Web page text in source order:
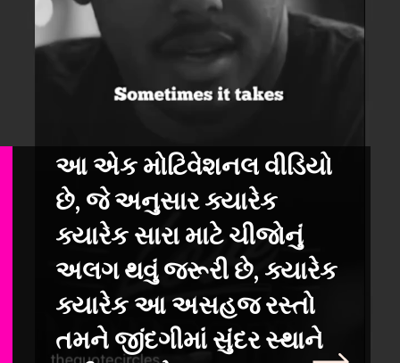
આ એક મોટિવેશનલ વીડિયો
છે, જે અનુસાર ક્યારેક
ક્યારેક સારા માટે ચીજોનું
અલગ થવું જરૂરી છે, ક્યારેક
ક્યારેક આ અસહજ રસ્તો
તમને જીંદગીમાં સુંદર સ્થાને